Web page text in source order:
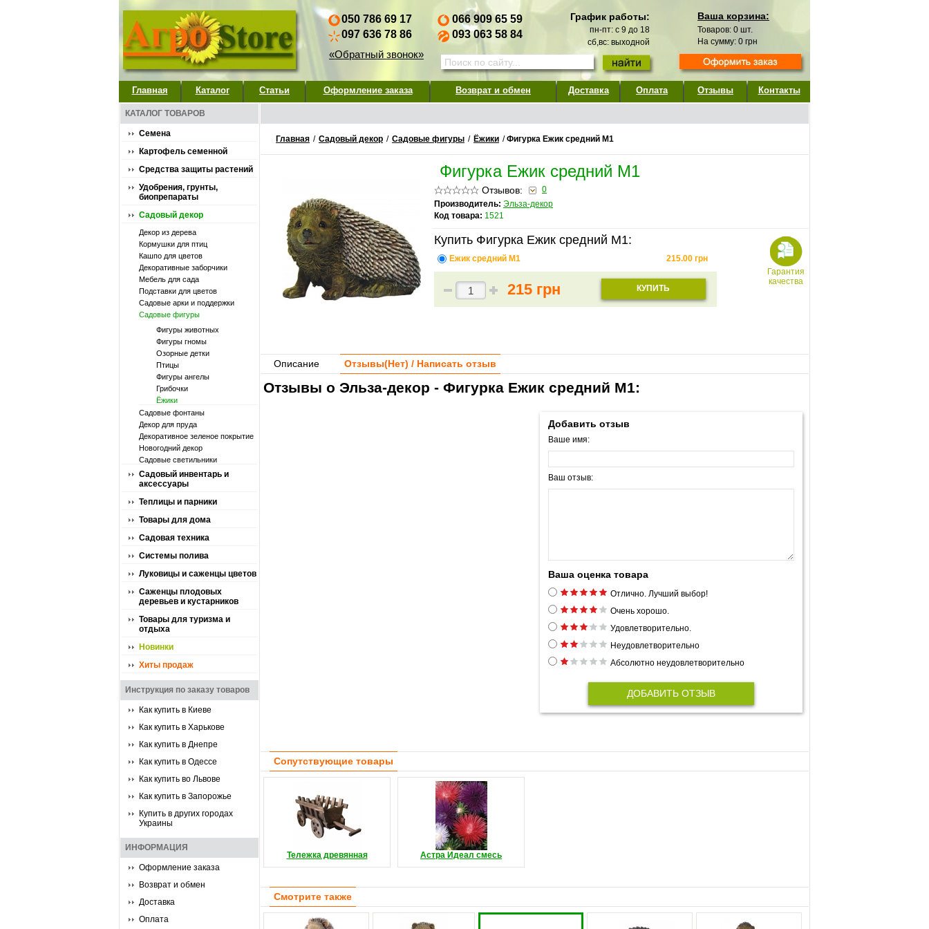
050 786 69 17
097 636 78 86
«Обратный звонок»
066 909 65 59
093 063 58 84
График работы:
пн-пт: с 9 до 18
сб,вс: выходной
Ваша корзина:
Товаров: 0 шт.
На сумму: 0 грн
Главная Каталог Статьи Оформление заказа Возврат и обмен Доставка Оплата Отзывы Контакты
КАТАЛОГ ТОВАРОВ
Семена
Картофель семенной
Средства защиты растений
Удобрения, грунты,
биопрепараты
Садовый декор
Декор из дерева
Кормушки для птиц
Кашпо для цветов
Декоративные заборчики
Мебель для сада
Подставки для цветов
Садовые арки и поддержки
Садовые фигуры
Фигуры животных
Фигуры гномы
Озорные детки
Птицы
Фигуры ангелы
Грибочки
Ёжики
Садовые фонтаны
Декор для пруда
Декоративное зеленое покрытие
Новогодний декор
Садовые светильники
Садовый инвентарь и
аксессуары
Теплицы и парники
Товары для дома
Садовая техника
Системы полива
Луковицы и саженцы цветов
Саженцы плодовых
деревьев и кустарников
Товары для туризма и
отдыха
Новинки
Хиты продаж
Инструкция по заказу товаров
Как купить в Киеве
Как купить в Харькове
Как купить в Днепре
Как купить в Одессе
Как купить во Львове
Как купить в Запорожье
Купить в других городах
Украины
ИНФОРМАЦИЯ
Оформление заказа
Возврат и обмен
Доставка
Оплата
Главная / Садовый декор / Садовые фигуры / Ёжики /Фигурка Ежик средний М1
Фигурка Ежик средний М1
Отзывов:
0
Производитель: Эльза-декор
Код товара: 1521
Купить Фигурка Ежик средний М1:
Ежик средний М1 215.00 грн
215 грн КУПИТЬ
Гарантия
качества
Описание Отзывы(Нет) / Написать отзыв
Отзывы о Эльза-декор - Фигурка Ежик средний М1:
Добавить отзыв
Ваше имя:
Ваш отзыв:
Ваша оценка товара
Отлично. Лучший выбор!
Очень хорошо.
Удовлетворительно.
Неудовлетворительно
Абсолютно неудовлетворительно
ДОБАВИТЬ ОТЗЫВ
Сопутствующие товары
Тележка древянная Астра Идеал смесь
Смотрите также